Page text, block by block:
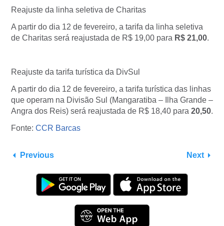
Reajuste da linha seletiva de Charitas
A partir do dia 12 de fevereiro, a tarifa da linha seletiva
de Charitas será reajustada de R$ 19,00 para R$ 21,00.
Reajuste da tarifa turística da DivSul
A partir do dia 12 de fevereiro, a tarifa turística das linhas
que operam na Divisão Sul (Mangaratiba – Ilha Grande –
Angra dos Reis) será reajustada de R$ 18,40 para 20,50.
Fonte: CCR Barcas
Previous Next